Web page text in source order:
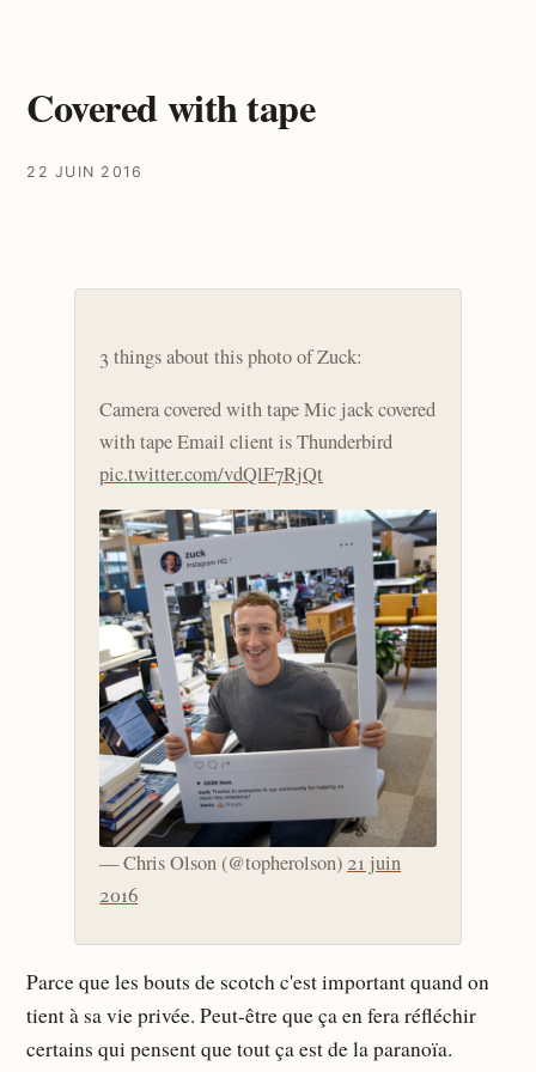
Covered with tape
22 JUIN 2016
3 things about this photo of Zuck:
Camera covered with tape Mic jack covered
with tape Email client is Thunderbird
pic.twitter.com/vdQlF7RjQt
— Chris Olson (@topherolson) 21 juin
2016
Parce que les bouts de scotch c'est important quand on
tient à sa vie privée. Peut-être que ça en fera réfléchir
certains qui pensent que tout ça est de la paranoïa.